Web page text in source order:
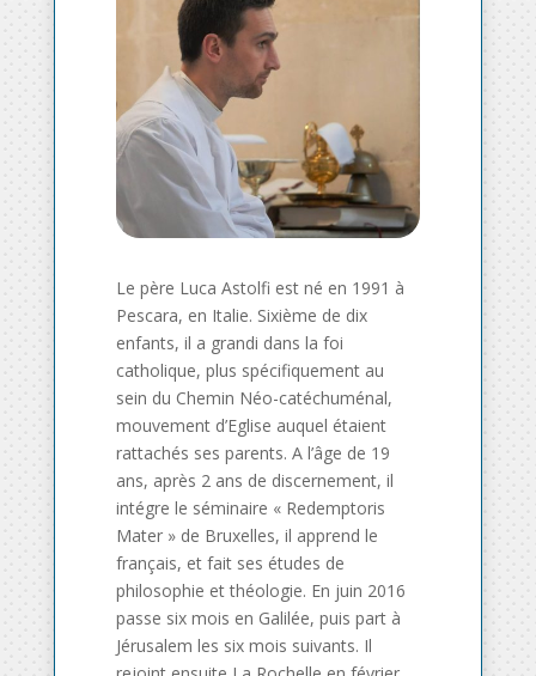
Le père Luca Astolfi est né en 1991 à
Pescara, en Italie. Sixième de dix
enfants, il a grandi dans la foi
catholique, plus spécifiquement au
sein du Chemin Néo-catéchuménal,
mouvement d’Eglise auquel étaient
rattachés ses parents.A l’âge de 19
ans, après 2 ans de discernement, il
intégre le séminaire « Redemptoris
Mater » de Bruxelles, il apprend le
français, et fait ses études de
philosophie et théologie. En juin 2016
passe six mois en Galilée, puis part à
Jérusalem les six mois suivants. Il